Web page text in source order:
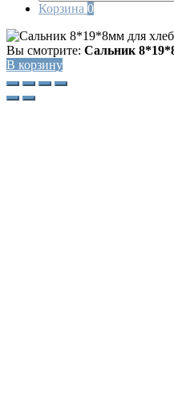
Корзина 0
Вы смотрите: Сальник
В корзину